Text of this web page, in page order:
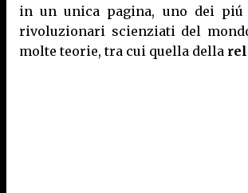
in un unica pagina, uno dei
rivoluzionari scienziati del
molte teorie, tra cui quella della